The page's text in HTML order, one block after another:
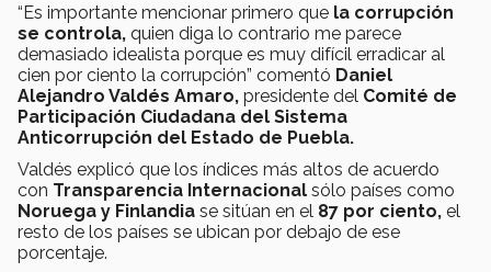
“Es importante mencionar primero que la corrupción
se controla, quien diga lo contrario me parece
demasiado idealista porque es muy difícil erradicar al
cien por ciento la corrupción” comentó Daniel
Alejandro Valdés Amaro, presidente del Comité de
Participación Ciudadana del Sistema
Anticorrupción del Estado de Puebla.
Valdés explicó que los índices más altos de acuerdo
con Transparencia Internacional sólo países como
Noruega y Finlandia se sitúan en el 87 por ciento, el
resto de los países se ubican por debajo de ese
porcentaje.